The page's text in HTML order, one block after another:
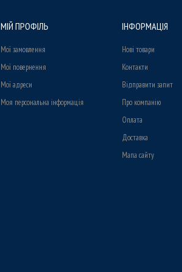
МІЙ ПРОФІЛЬ
Мої замовлення
Мої повернення
Мої адреси
Моя персональна інформація
ІНФОРМАЦІЯ
Нові товари
Контакти
Відправити запит
Про компанію
Оплата
Доставка
Мапа сайту